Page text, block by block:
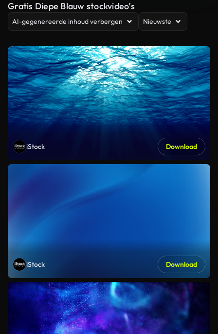
Gratis Diepe Blauw stockvideo’s
AI-gegenereerde inhoud verbergen Nieuwste
iStock Download
iStock Download